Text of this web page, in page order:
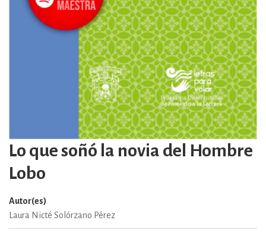
Lo que soñó la novia del Hombre
Lobo
Autor(es)
Laura Nicté Solórzano Pérez